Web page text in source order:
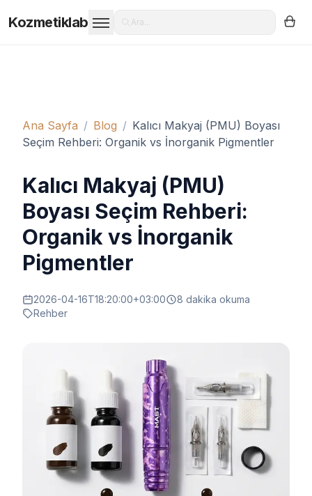
Kozmetiklab Ara...
Ana Sayfa / Blog / Kalıcı Makyaj (PMU) Boyası
Seçim Rehberi: Organik vs İnorganik Pigmentler
Kalıcı Makyaj (PMU)
Boyası Seçim Rehberi:
Organik vs İnorganik
Pigmentler
2026-04-16T18:20:00+03:00 8 dakika okuma
Rehber